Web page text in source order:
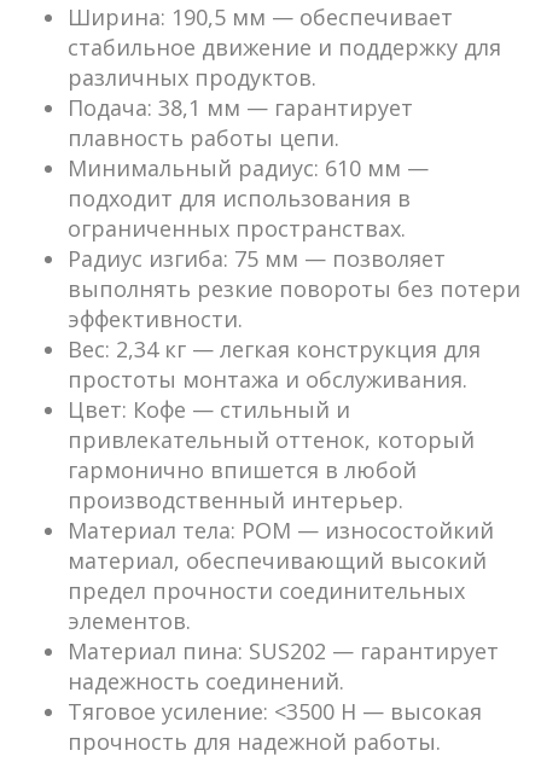
Ширина: 190,5 мм — обеспечивает
стабильное движение и поддержку для
различных продуктов.
Подача: 38,1 мм — гарантирует
плавность работы цепи.
Минимальный радиус: 610 мм —
подходит для использования в
ограниченных пространствах.
Радиус изгиба: 75 мм — позволяет
выполнять резкие повороты без потери
эффективности.
Вес: 2,34 кг — легкая конструкция для
простоты монтажа и обслуживания.
Цвет: Кофе — стильный и
привлекательный оттенок, который
гармонично впишется в любой
производственный интерьер.
Материал тела: POM — износостойкий
материал, обеспечивающий высокий
предел прочности соединительных
элементов.
Материал пина: SUS202 — гарантирует
надежность соединений.
Тяговое усиление: <3500 Н — высокая
прочность для надежной работы.